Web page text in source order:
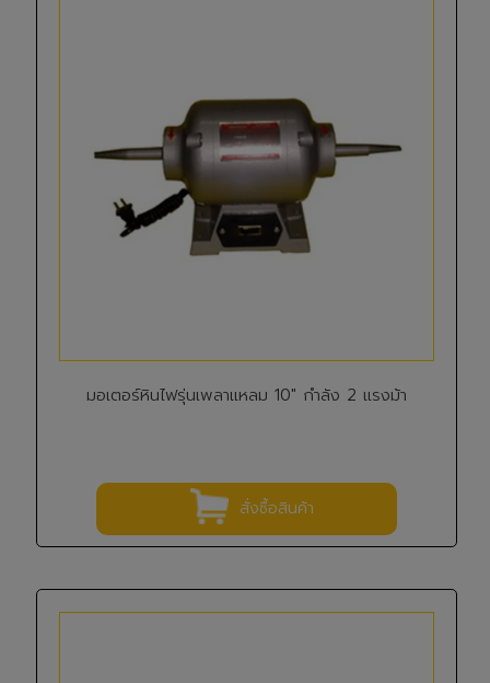
มอเตอร์หินไฟรุ่นเพลาแหลม 10" กำลัง 2 แรงม้า
สั่งซื้อสินค้า